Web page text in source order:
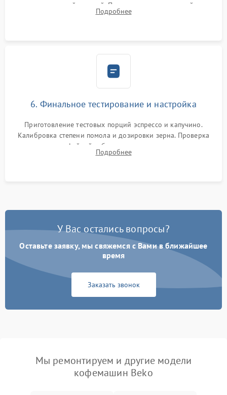
силиконовой смазкой. Проведение программной
декальцинации и очистки системы от кофейных масел.
Подробнее
6. Финальное тестирование и настройка
Приготовление тестовых порций эспрессо и капучино.
Калибровка степени помола и дозировки зерна. Проверка
плотности кофейной таблетки, температуры напитка и
качества молочной пены. Контроль отсутствия посторонних
Подробнее
У Вас остались вопросы?
Оставьте заявку, мы свяжемся с Вами в ближайшее
время
Заказать звонок
Мы ремонтируем и другие модели
кофемашин Beko